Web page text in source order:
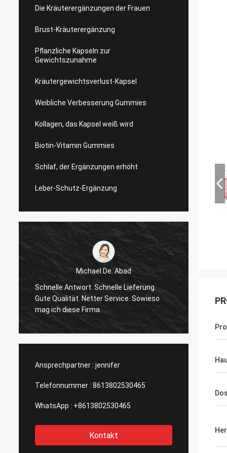
Die Kräuterergänzungen der Frauen
Brust-Kräuterergänzung
Pflanzliche Kapseln zur
Gewichtszunahme
Kräutergewichtsverlust-Kapsel
Weibliche Verbesserung Gummies
Kollagen, das Kapsel weiß wird
Biotin-Vitamin Gummies
Schlaf, der Ergänzungen erhöht
Leber-Schutz-Ergänzung
Michael De. Abad
Schnelle Antwort. Schnelle Lieferung.
Gute Qualität. Netter Service. Sowieso
mag ich diese Firma.
Ansprechpartner : jennifer
Telefonnummer : 8613802530465
WhatsApp : +8613802530465
Kontakt